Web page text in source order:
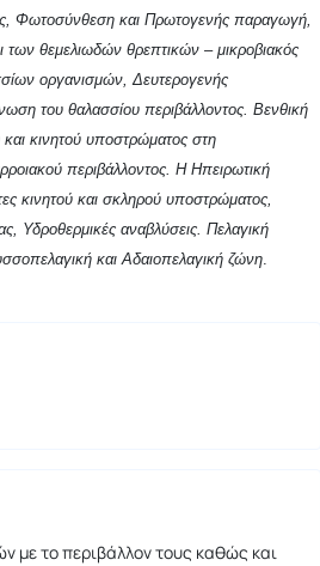
Φωτοσύνθεση και Πρωτογενής παραγωγή,
θεμελιωδών θρεπτικών – μικροβιακός
οργανισμών, Δευτερογενής
του θαλασσίου περιβάλλοντος. Βενθική
και κινητού υποστρώματος στη
περιβάλλοντος. Η Ηπειρωτική
κινητού και σκληρού υποστρώματος,
Υδροθερμικές αναβλύσεις. Πελαγική
και Αδαιοπελαγική ζώνη.
με το περιβάλλον τους καθώς και